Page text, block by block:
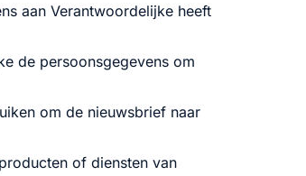
aan Verantwoordelijke heeft
de persoonsgegevens om
om de nieuwsbrief naar
of diensten van